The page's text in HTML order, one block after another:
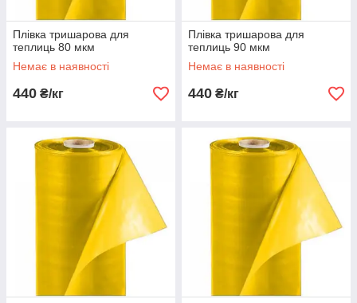
Плівка тришарова для
теплиць 80 мкм
Немає в наявності
440 ₴/кг
Плівка тришарова для
теплиць 90 мкм
Немає в наявності
440 ₴/кг